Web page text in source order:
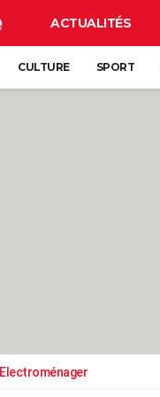
ACTUALITÉS
CULTURE SPORT
Electroménager